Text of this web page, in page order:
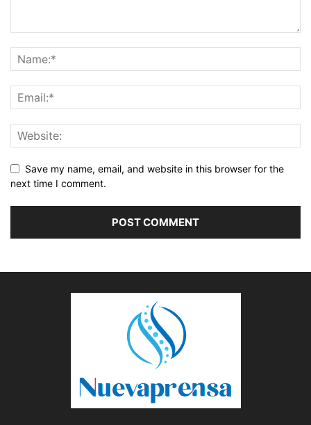
Save my name, email, and website in this browser for the
next time I comment.